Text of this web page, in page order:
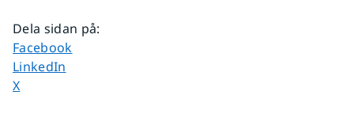
Dela sidan på:
Dela sidan på
Facebook
Dela sidan på
LinkedIn
Dela sidan på
X